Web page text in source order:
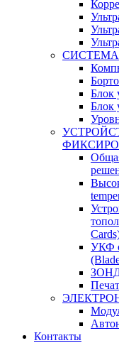
Блок
Блок
УКФ
Контакты